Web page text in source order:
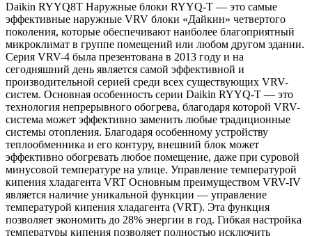
Daikin RYYQ8T Наружные блоки RYYQ-T — это самые
эффективные наружные VRV блоки «Дайкин» четвертого
поколения, которые обеспечивают наиболее благоприятный
микроклимат в группе помещений или любом другом здании.
Серия VRV-4 была презентована в 2013 году и на
сегодняшний день является самой эффективной и
производительной серией среди всех существующих VRV-
систем. Основная особенность серии Daikin RYYQ-T — это
технология непрерывного обогрева, благодаря которой VRV-
система может эффективно заменить любые традиционные
системы отопления. Благодаря особенному устройству
теплообменника и его контуру, внешний блок может
эффективно обогревать любое помещение, даже при суровой
минусовой температуре на улице. Управление температурой
кипения хладагента VRT Основным преимуществом VRV-IV
является наличие уникальной функции — управление
температурой кипения хладагента (VRT). Эта функция
позволяет экономить до 28% энергии в год. Гибкая настройка
температуры кипения позволяет полностью исключить